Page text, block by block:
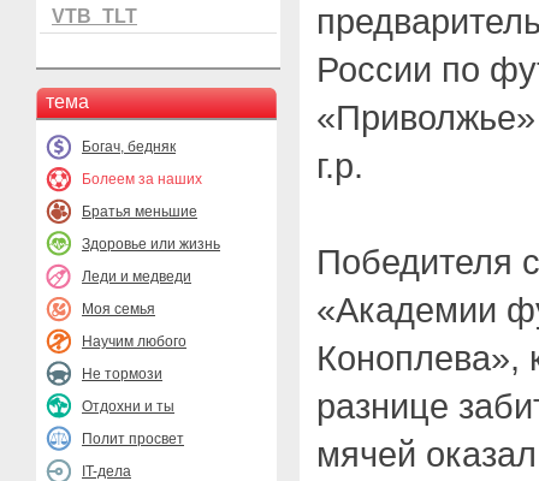
VTB_TLT
тема
Богач, бедняк
Болеем за наших
Братья меньшие
Здоровье или жизнь
Леди и медведи
Моя семья
Научим любого
Не тормози
Отдохни и ты
Полит просвет
IT-дела
России по
г.р.
Победителя
«Академии
Коноплева»,
разнице
мячей